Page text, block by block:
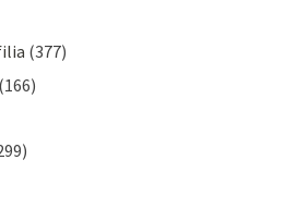
(377)
(166)